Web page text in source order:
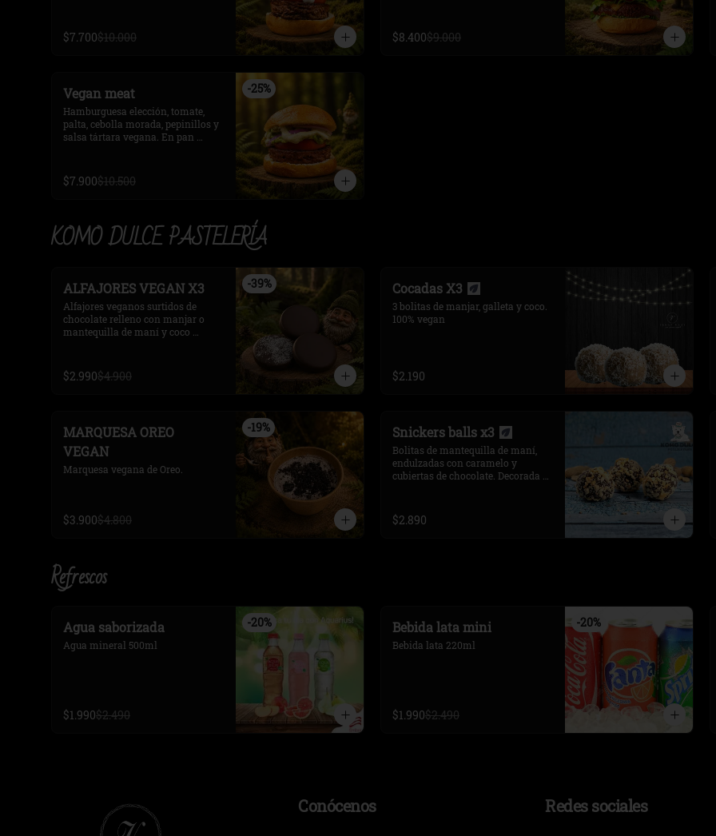
$7.700$10.000 $8.400$9.000
-25%
Vegan meat
Hamburguesa elección, tomate,
palta, cebolla morada, pepinillos y
salsa tártara vegana. En pan
$7.900$10.500
KOMO DULCE PASTELERÍA
-39%
ALFAJORES VEGAN X3
Alfajores veganos surtidos de
chocolate relleno con manjar o
mantequilla de maní y coco
$2.990$4.900
Cocadas X3
3 bolitas de manjar, galleta y coco.
100% vegan
$2.190
-19%
MARQUESA OREO
VEGAN
Marquesa vegana de Oreo.
$3.900$4.800
Snickers balls x3
Bolitas de mantequilla de maní,
endulzadas con caramelo y
cubiertas de chocolate. Decorada
$2.890
Refrescos
-20%
Agua saborizada
Agua mineral 500ml
$1.990$2.490
-20%
Bebida lata mini
Bebida lata 220ml
$1.990$2.490
Conócenos Redes sociales